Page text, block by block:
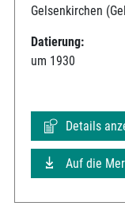
Gelsenkirchen
Datierung:
um 1930
Details
Auf die